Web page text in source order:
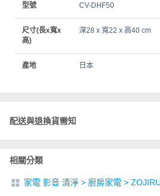
型號 CV-DHF50
尺寸(長x寬x
高)
深28 x 寬22 x 高40 cm
產地 日本
配送與退換貨需知
相關分類
家電 影音 清淨 > 廚房家電 >